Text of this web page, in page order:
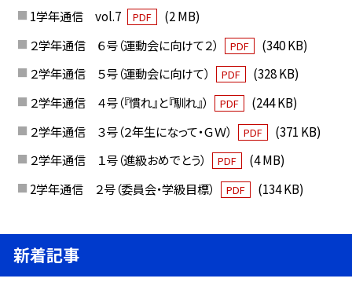
1学年通信 vol.7 PDF
(2 MB)
２学年通信 ６号（運動会に向けて２）
PDF
(340 KB)
２学年通信 ５号（運動会に向けて）
PDF
(328 KB)
２学年通信 ４号（『慣れ』と『馴れ』）
PDF
(244 KB)
２学年通信 ３号（２年生になって・ＧＷ）
PDF
(371 KB)
２学年通信 １号（進級おめでとう）
PDF
(4 MB)
2学年通信 ２号（委員会・学級目標）
PDF (134 KB)
新着記事